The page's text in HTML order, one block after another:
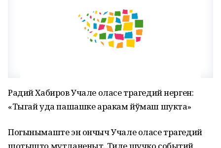
Радий Хабиров Учале оласе трагедий нерген:
«Тыгай уда пашашке аракам йўмаш шукта»
Погынымаште эн ончыч Учале оласе трагедий